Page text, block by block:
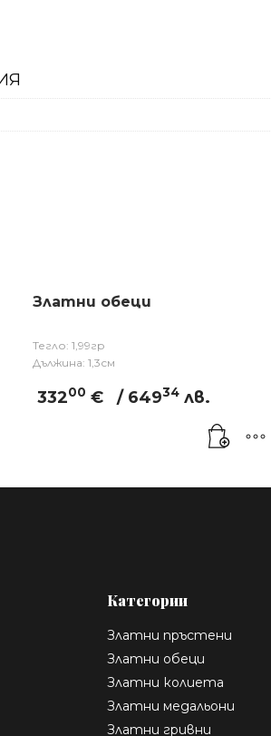
Златни обеци
Тегло: 1,99гр
Дължина: 1,3см
33200 € / 64934 лв.
Категории
Златни пръстени
Златни обеци
Златни колиета
Златни медальони
Златни гривни